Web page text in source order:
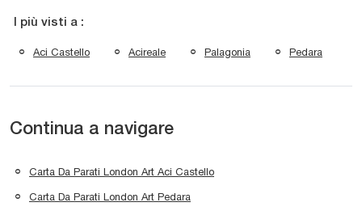
I più visti a :
Aci Castello Acireale Palagonia Pedara
Continua a navigare
Carta Da Parati London Art Aci Castello
Carta Da Parati London Art Pedara